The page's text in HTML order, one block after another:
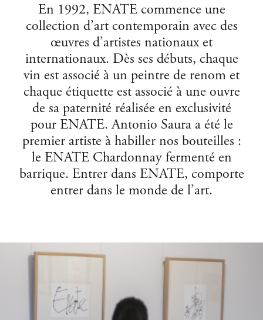
En 1992, ENATE commence une
collection d’art contemporain avec des
œuvres d’artistes nationaux et
internationaux. Dès ses débuts, chaque
vin est associé à un peintre de renom et
chaque étiquette est associé à une ouvre
de sa paternité réalisée en exclusivité
pour ENATE. Antonio Saura a été le
premier artiste à habiller nos bouteilles :
le ENATE Chardonnay fermenté en
barrique. Entrer dans ENATE, comporte
entrer dans le monde de l’art.